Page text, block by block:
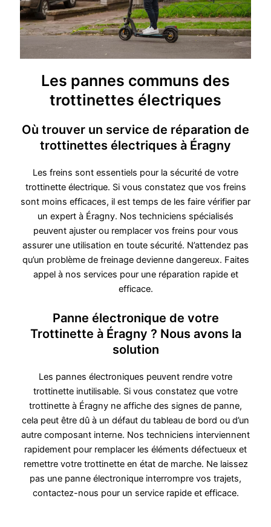
Les pannes communs des
trottinettes électriques
Où trouver un service de réparation de
trottinettes électriques à Éragny
Les freins sont essentiels pour la sécurité de votre
trottinette électrique. Si vous constatez que vos freins
sont moins efficaces, il est temps de les faire vérifier par
un expert à Éragny. Nos techniciens spécialisés
peuvent ajuster ou remplacer vos freins pour vous
assurer une utilisation en toute sécurité. N’attendez pas
qu’un problème de freinage devienne dangereux. Faites
appel à nos services pour une réparation rapide et
efficace.
Panne électronique de votre
Trottinette à Éragny ? Nous avons la
solution
Les pannes électroniques peuvent rendre votre
trottinette inutilisable. Si vous constatez que votre
trottinette à Éragny ne affiche des signes de panne,
cela peut être dû à un défaut du tableau de bord ou d’un
autre composant interne. Nos techniciens interviennent
rapidement pour remplacer les éléments défectueux et
remettre votre trottinette en état de marche. Ne laissez
pas une panne électronique interrompre vos trajets,
contactez-nous pour un service rapide et efficace.